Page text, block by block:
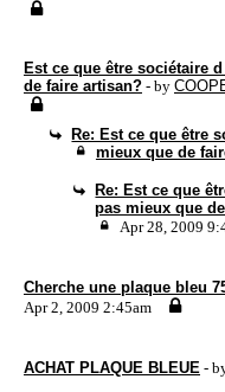
Est ce que être sociétaire
de faire artisan? - by
Re: Est ce que être
mieux que de
Re: Est ce que
pas mieux que
Apr 28, 2009
Cherche une plaque bleu
Apr 2, 2009 2:45am
ACHAT PLAQUE BLEUE -